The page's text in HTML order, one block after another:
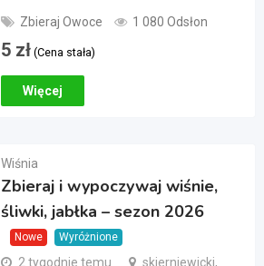
Zbieraj Owoce 1 080 Odsłon
5 zł (Cena stała)
Więcej
Wiśnia
Zbieraj i wypoczywaj wiśnie,
śliwki, jabłka – sezon 2026
Nowe Wyróżnione
2 tygodnie temu skierniewicki,